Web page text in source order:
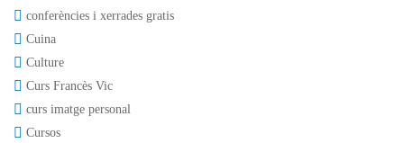
conferències i xerrades gratis
Cuina
Culture
Curs Francès Vic
curs imatge personal
Cursos